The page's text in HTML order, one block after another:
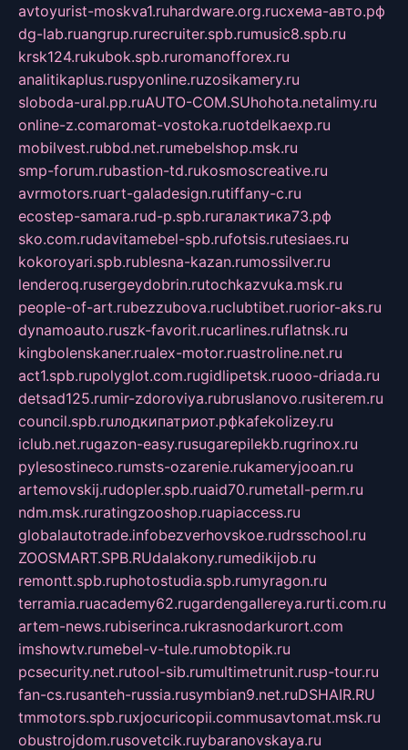
avtoyurist-moskva1.ruhardware.org.ruсхема-авто.рф
dg-lab.ruangrup.rurecruiter.spb.rumusic8.spb.ru
krsk124.rukubok.spb.ruromanofforex.ru
analitikaplus.ruspyonline.ruzosikamery.ru
sloboda-ural.pp.ruAUTO-COM.SUhohota.netalimy.ru
online-z.comaromat-vostoka.ruotdelkaexp.ru
mobilvest.rubbd.net.rumebelshop.msk.ru
smp-forum.rubastion-td.rukosmoscreative.ru
avrmotors.ruart-galadesign.rutiffany-c.ru
ecostep-samara.rud-p.spb.ruгалактика73.рф
sko.com.rudavitamebel-spb.rufotsis.rutesiaes.ru
kokoroyari.spb.rublesna-kazan.rumossilver.ru
lenderoq.rusergeydobrin.rutochkazvuka.msk.ru
people-of-art.rubezzubova.ruclubtibet.ruorior-aks.ru
dynamoauto.ruszk-favorit.rucarlines.ruflatnsk.ru
kingbolenskaner.rualex-motor.ruastroline.net.ru
act1.spb.rupolyglot.com.rugidlipetsk.ruooo-driada.ru
detsad125.rumir-zdoroviya.rubruslanovo.rusiterem.ru
council.spb.ruлодкипатриот.рфkafekolizey.ru
iclub.net.rugazon-easy.rusugarepilekb.rugrinox.ru
pylesostineco.rumsts-ozarenie.rukameryjooan.ru
artemovskij.rudopler.spb.ruaid70.rumetall-perm.ru
ndm.msk.ruratingzooshop.ruapiaccess.ru
globalautotrade.infobezverhovskoe.rudrsschool.ru
ZOOSMART.SPB.RUdalakony.rumedikijob.ru
remontt.spb.ruphotostudia.spb.rumyragon.ru
terramia.ruacademy62.rugardengallereya.rurti.com.ru
artem-news.rubiserinca.rukrasnodarkurort.com
imshowtv.rumebel-v-tule.rumobtopik.ru
pcsecurity.net.rutool-sib.rumultimetrunit.rusp-tour.ru
fan-cs.rusanteh-russia.rusymbian9.net.ruDSHAIR.RU
tmmotors.spb.ruxjocuricopii.commusavtomat.msk.ru
obustrojdom.rusovetcik.ruybaranovskaya.ru